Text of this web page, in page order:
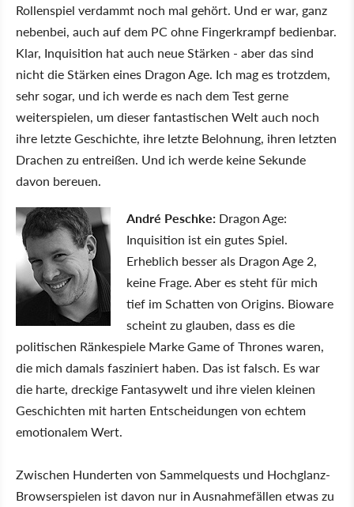
Rollenspiel verdammt noch mal gehört. Und er war, ganz
nebenbei, auch auf dem PC ohne Fingerkrampf bedienbar.
Klar, Inquisition hat auch neue Stärken - aber das sind
nicht die Stärken eines Dragon Age. Ich mag es trotzdem,
sehr sogar, und ich werde es nach dem Test gerne
weiterspielen, um dieser fantastischen Welt auch noch
ihre letzte Geschichte, ihre letzte Belohnung, ihren letzten
Drachen zu entreißen. Und ich werde keine Sekunde
davon bereuen.
André Peschke: Dragon Age:
Inquisition ist ein gutes Spiel.
Erheblich besser als Dragon Age 2,
keine Frage. Aber es steht für mich
tief im Schatten von Origins. Bioware
scheint zu glauben, dass es die
politischen Ränkespiele Marke Game of Thrones waren,
die mich damals fasziniert haben. Das ist falsch. Es war
die harte, dreckige Fantasywelt und ihre vielen kleinen
Geschichten mit harten Entscheidungen von echtem
emotionalem Wert.
Zwischen Hunderten von Sammelquests und Hochglanz-
Browserspielen ist davon nur in Ausnahmefällen etwas zu